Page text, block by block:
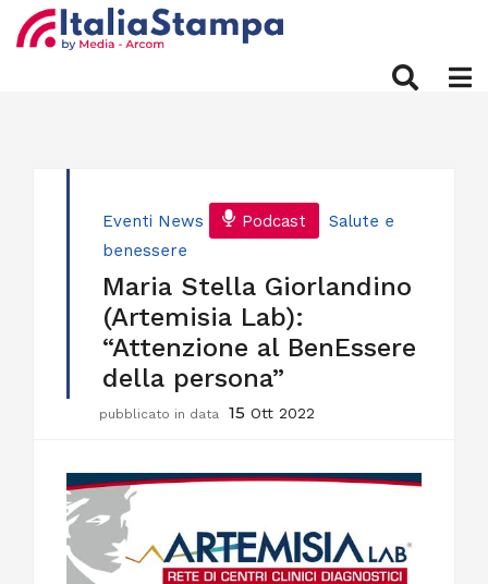
Eventi News Podcast
Salute e
benessere
Maria Stella Giorlandino
(Artemisia Lab):
“Attenzione al BenEssere
della persona”
pubblicato in data 15 Ott 2022